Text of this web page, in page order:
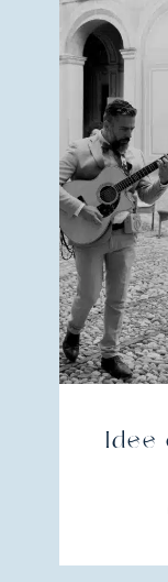
Idee